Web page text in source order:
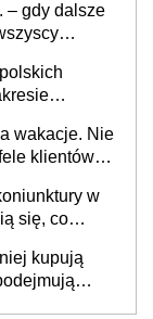
– gdy dalsze
wakacje. Nie
klientów
w
się, co
kupują